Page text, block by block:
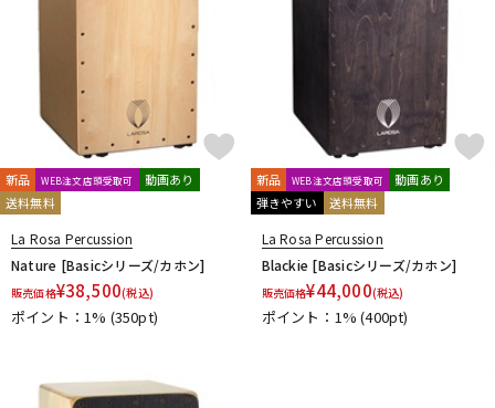
キーボード 電子ピアノ
管楽器 その他楽器
アンプ エフェクター
DJ機器 DTM
DTM オンライン納品
新品 WEB注文店頭受取可
動画あり
送料無料
La Rosa Percussion
Nature [Basicシリーズ/カホン]
販売価格¥38,500(税込)
ポイント：1% (350pt)
新品 WEB注文店頭受取可
動画あり
弾きやすい
送料無料
La Rosa Percussion
Blackie [Basicシリーズ/カホン]
販売価格¥44,000(税込)
ポイント：1%(400pt)